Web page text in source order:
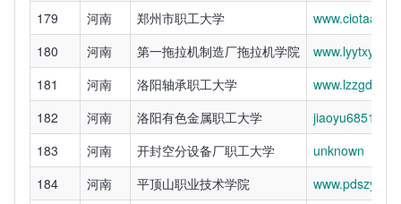
179
河南 郑州市职工大学
180
河南 第一拖拉机制造厂拖拉机学院
www.lyytxy.com
181
河南 洛阳轴承职工大学
www.lzzgdx.cn
182
河南 洛阳有色金属职工大学
183
河南 开封空分设备厂职工大学
unknown
184
河南 平顶山职业技术学院